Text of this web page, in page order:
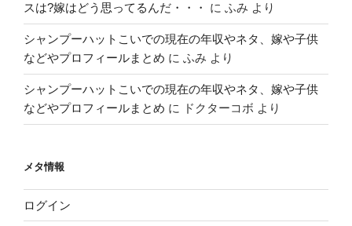
スは?嫁はどう思ってるんだ・・・
に ふみ より
シャンプーハットこいでの現在の年収やネタ、嫁や子供
などやプロフィールまとめ に ふみ より
シャンプーハットこいでの現在の年収やネタ、嫁や子供
などやプロフィールまとめ に ドクターコボ より
メタ情報
ログイン